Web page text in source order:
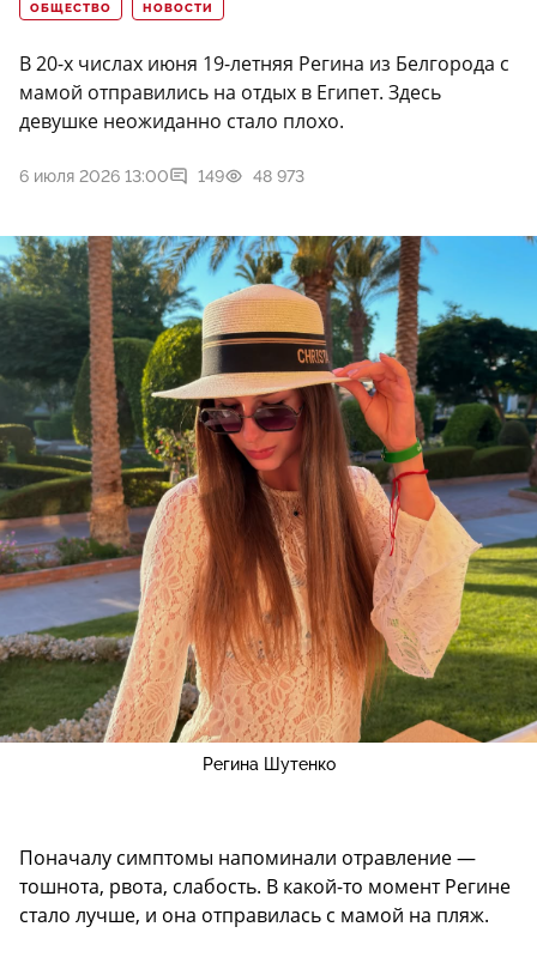
ОБЩЕСТВО НОВОСТИ
В 20-х числах июня 19-летняя Регина из Белгорода с
мамой отправились на отдых в Египет. Здесь
девушке неожиданно стало плохо.
6 июля 2026 13:00 149 48 973
Регина Шутенко
Поначалу симптомы напоминали отравление —
тошнота, рвота, слабость. В какой-то момент Регине
стало лучше, и она отправилась с мамой на пляж.